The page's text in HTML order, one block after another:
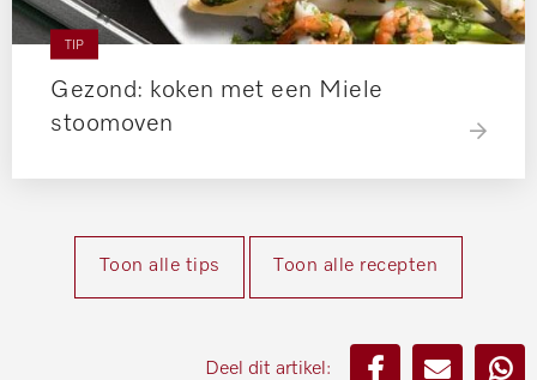
TIP
Gezond: koken met een Miele
stoomoven
Toon alle tips Toon alle recepten
Deel dit artikel: